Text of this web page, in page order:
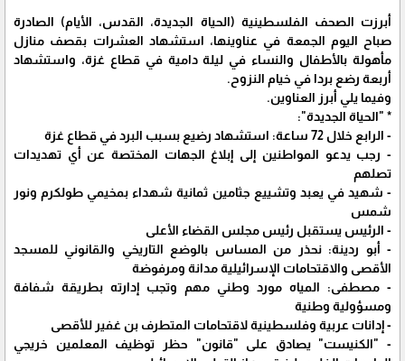
أبرزت الصحف الفلسطينية (الحياة الجديدة، القدس، الأيام) الصادرة
صباح اليوم الجمعة في عناوينها، استشهاد العشرات بقصف منازل
مأهولة بالأطفال والنساء في ليلة دامية في قطاع غزة، واستشهاد
أربعة رضع بردا في خيام النزوح.
وفيما يلي أبرز العناوين.
* "الحياة الجديدة":
- الرابع خلال 72 ساعة: استشهاد رضيع بسبب البرد في قطاع غزة
- رجب يدعو المواطنين إلى إبلاغ الجهات المختصة عن أي تهديدات
تصلهم
- شهيد في يعبد وتشييع جثامين ثمانية شهداء بمخيمي طولكرم ونور
شمس
- الرئيس يستقبل رئيس مجلس القضاء الأعلى
- أبو ردينة: نحذر من المساس بالوضع التاريخي والقانوني للمسجد
الأقصى والاقتحامات الإسرائيلية مدانة ومرفوضة
- مصطفى: المياه مورد وطني مهم وتجب إدارته بطريقة شفافة
ومسؤولية وطنية
- إدانات عربية وفلسطينية لاقتحامات المتطرف بن غفير للأقصى
- "الكنيست" يصادق على "قانون" حظر توظيف المعلمين خريجي